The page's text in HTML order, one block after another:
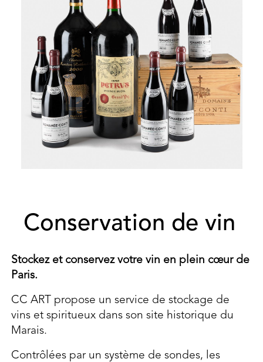
Conservation de vin
Stockez et conservez votre vin en plein cœur de
Paris.
CC ART propose un service de stockage de
vins et spiritueux dans son site historique du
Marais.
Contrôlées par un système de sondes, les